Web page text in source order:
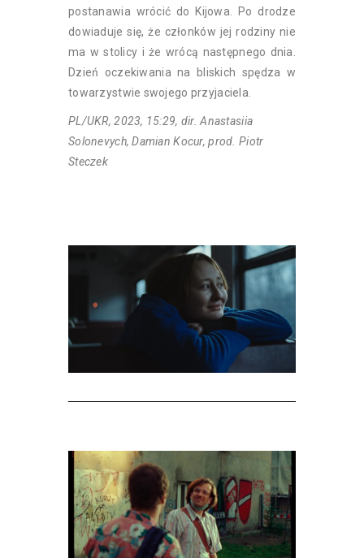
postanawia wrócić do Kijowa. Po drodze
dowiaduje się, że członków jej rodziny nie
ma w stolicy i że wrócą następnego dnia.
Dzień oczekiwania na bliskich spędza w
towarzystwie swojego przyjaciela.
PL/UKR, 2023, 15:29, dir. Anastasiia
Solonevych, Damian Kocur, prod. Piotr
Steczek